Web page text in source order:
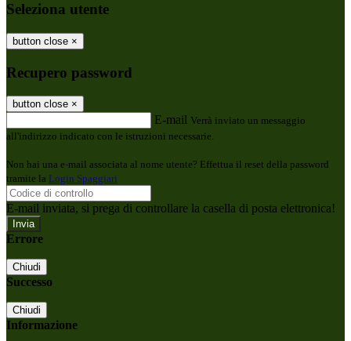
Seleziona utente
button close ×
Recupero password
button close ×
E-mail Verrà inviato un messaggio
all'indirizzo indicato con le istruzioni necessarie.
Non hai una e-mail associata al nome utente? Effettua il reset della password
tramite la Login Spaggiari
E-mail inviata, si prega di controllare la casella di posta elettronica!
Errore
Chiudi
Successo
Chiudi
Informazione